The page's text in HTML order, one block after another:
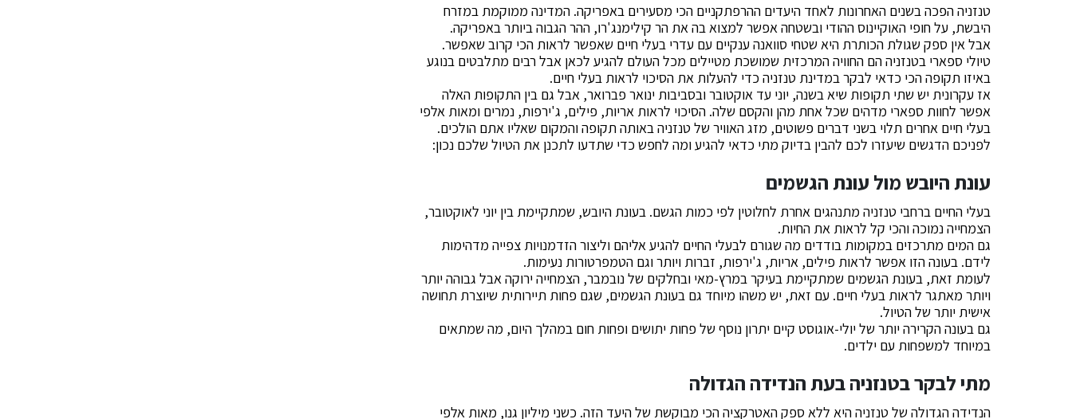
טנזניה הפכה בשנים האחרונות לאחד היעדים ההרפתקניים הכי מסעירים באפריקה. המדינה ממוקמת במזרח
היבשת, על חופי האוקיינוס ההודי ובשטחה אפשר למצוא בה את הר קילימנג'רו, ההר הגבוה ביותר באפריקה.
אבל אין ספק שגולת הכותרת היא שטחי סוואנה ענקיים עם עדרי בעלי חיים שאפשר לראות הכי קרוב שאפשר.
טיולי ספארי בטנזניה הם החוויה המרכזית שמושכת מטיילים מכל העולם להגיע לכאן אבל רבים מתלבטים בנוגע
באיזו תקופה הכי כדאי לבקר במדינת טנזניה כדי להעלות את הסיכוי לראות בעלי חיים.
אז עקרונית יש שתי תקופות שיא בשנה, יוני עד אוקטובר ובסביבות ינואר פברואר, אבל גם בין התקופות האלה
אפשר לחוות ספארי מדהים שכל אחת מהן והקסם שלה. הסיכוי לראות אריות, פילים, ג'ירפות, נמרים ומאות אלפי
בעלי חיים אחרים תלוי בשני דברים פשוטים, מזג האוויר של טנזניה באותה תקופה והמקום שאליו אתם הולכים.
לפניכם הדגשים שיעזרו לכם להבין בדיוק מתי כדאי להגיע ומה לחפש כדי שתדעו לתכנן את הטיול שלכם נכון:
עונת היובש מול עונת הגשמים
בעלי החיים ברחבי טנזניה מתנהגים אחרת לחלוטין לפי כמות הגשם. בעונת היובש, שמתקיימת בין יוני לאוקטובר,
הצמחייה נמוכה והכי קל לראות את החיות.
גם המים מתרכזים במקומות בודדים מה שגורם לבעלי החיים להגיע אליהם וליצור הזדמנויות צפייה מדהימות
לידם. בעונה הזו אפשר לראות פילים, אריות, ג'ירפות, זברות ויותר וגם הטמפרטורות נעימות.
לעומת זאת, בעונת הגשמים שמתקיימת בעיקר במרץ-מאי ובחלקים של נובמבר, הצמחייה ירוקה אבל גבוהה יותר
ויותר מאתגר לראות בעלי חיים. עם זאת, יש משהו מיוחד גם בעונת הגשמים, שגם פחות תיירותית שיוצרת תחושה
אישית יותר של הטיול.
גם בעונה הקרירה יותר של יולי-אוגוסט קיים יתרון נוסף של פחות יתושים ופחות חום במהלך היום, מה שמתאים
במיוחד למשפחות עם ילדים.
מתי לבקר בטנזניה בעת הנדידה הגדולה
הנדידה הגדולה של טנזניה היא ללא ספק האטרקציה הכי מבוקשת של היעד הזה. כשני מיליון גנו, מאות אלפי